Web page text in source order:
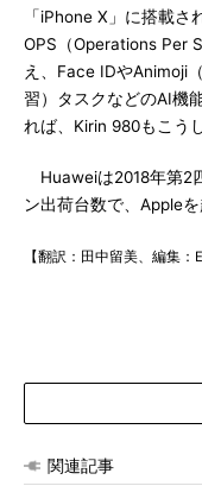
「iPhone X」に搭載さ
OPS（Operations Per
え、Face IDやAnimoji
習）タスクなどのAI機
れば、Kirin 980もこう
Huaweiは2018年第2
ン出荷台数で、Apple
【翻訳：田中留美、編集：
関連記事